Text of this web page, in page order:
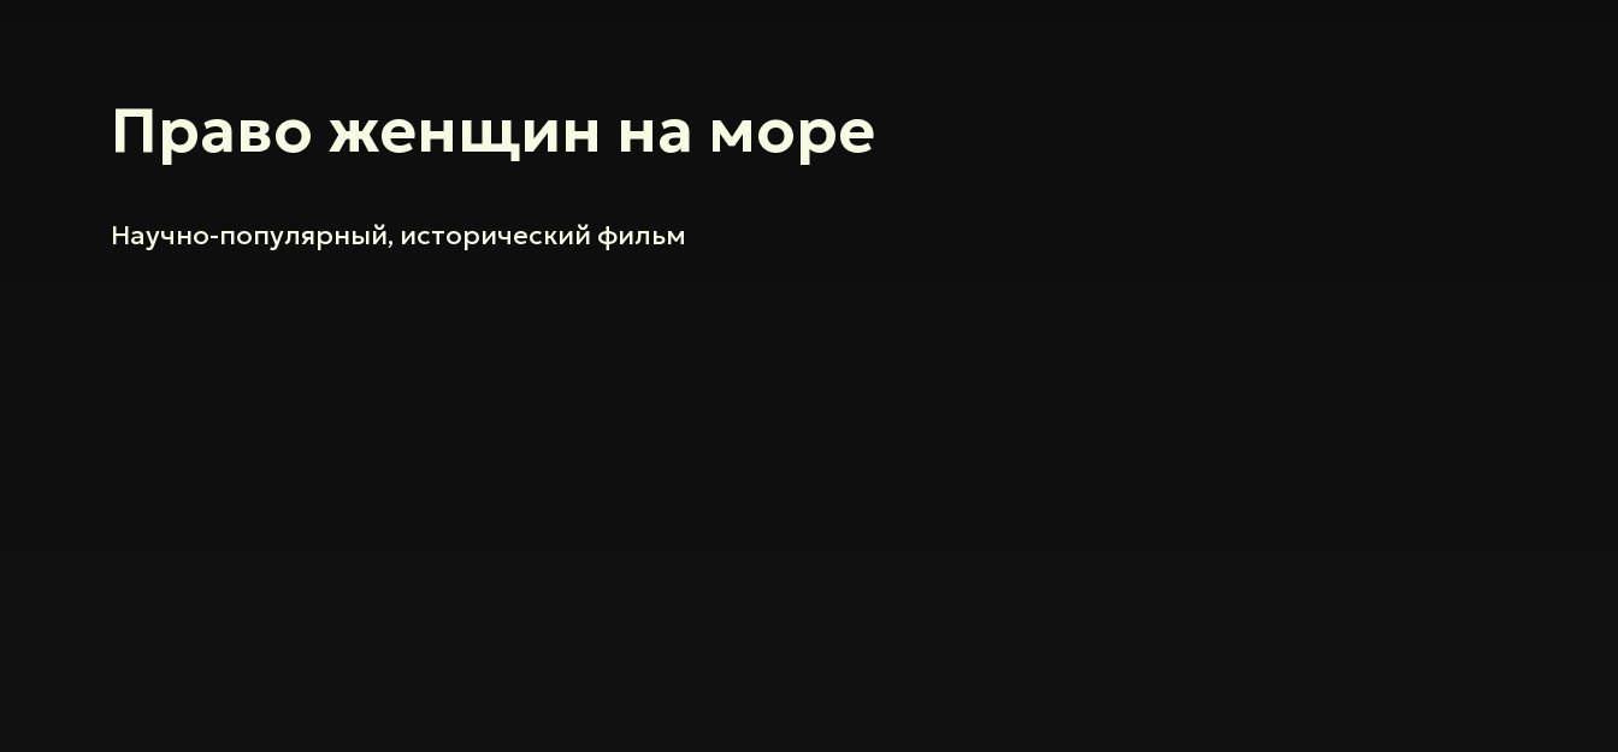
Право женщин на море
Научно-популярный, исторический фильм